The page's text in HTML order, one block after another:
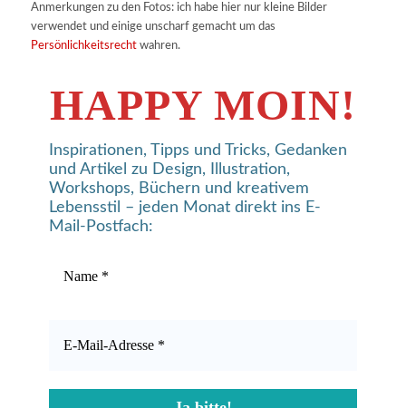
Anmerkungen zu den Fotos: ich habe hier nur kleine Bilder
verwendet und einige unscharf gemacht um das
Persönlichkeitsrechtwahren.
HAPPY MOIN!
Inspirationen, Tipps und Tricks, Gedanken
und Artikel zu Design, Illustration,
Workshops, Büchern und kreativem
Lebensstil – jeden Monat direkt ins E-
Mail-Postfach: